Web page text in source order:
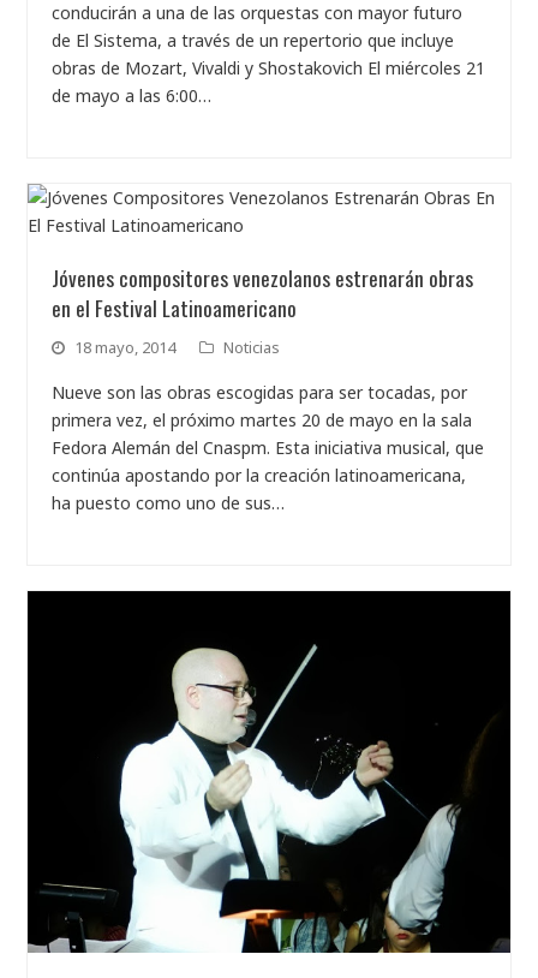
conducirán a una de las orquestas con mayor futuro
de El Sistema, a través de un repertorio que incluye
obras de Mozart, Vivaldi y Shostakovich El miércoles 21
de mayo a las 6:00…
Jóvenes compositores venezolanos estrenarán obras
en el Festival Latinoamericano
18 mayo, 2014 Noticias
Nueve son las obras escogidas para ser tocadas, por
primera vez, el próximo martes 20 de mayo en la sala
Fedora Alemán del Cnaspm. Esta iniciativa musical, que
continúa apostando por la creación latinoamericana,
ha puesto como uno de sus…